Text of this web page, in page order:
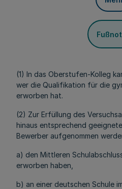
(1) In das Oberstufen-Kolleg
wer die Qualifikation für die
erworben hat.
(2) Zur Erfüllung des
hinaus entsprechend
Bewerber aufgenommen
a) den Mittleren
erworben haben,
b) an einer deutschen Schule